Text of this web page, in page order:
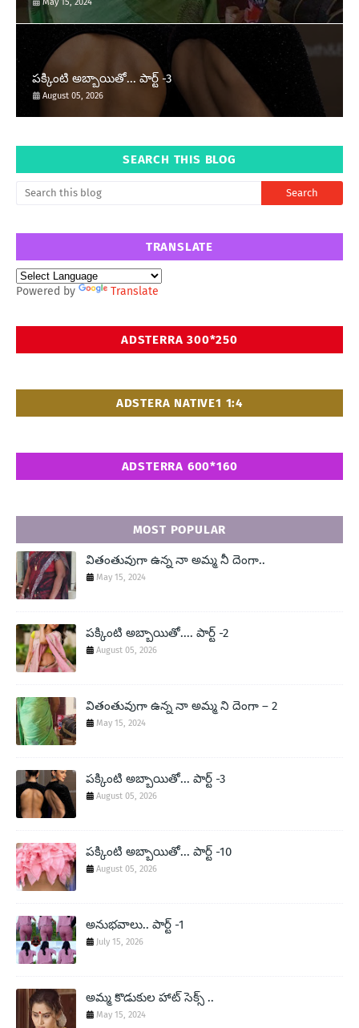
May 15, 2024
పక్కింటి అబ్బాయితో... పార్ట్ -3
August 05, 2026
SEARCH THIS BLOG
TRANSLATE
Powered by Translate
ADSTERRA 300*250
ADSTERA NATIVE1 1:4
ADSTERRA 600*160
MOST POPULAR
వితంతువుగా ఉన్న నా అమ్మ నీ దెంగా..
May 15, 2024
పక్కింటి అబ్బాయితో.... పార్ట్ -2
August 05, 2026
వితంతువుగా ఉన్న నా అమ్మ ని దెంగా – 2
May 15, 2024
పక్కింటి అబ్బాయితో... పార్ట్ -3
August 05, 2026
పక్కింటి అబ్బాయితో... పార్ట్ -10
August 05, 2026
అనుభవాలు.. పార్ట్ -1
July 15, 2026
అమ్మ కొడుకుల హాట్ సెక్స్ ..
May 15, 2024